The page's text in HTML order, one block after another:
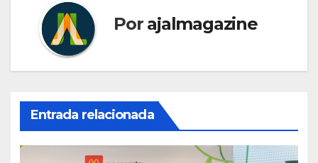
Por ajalmagazine
Entrada relacionada